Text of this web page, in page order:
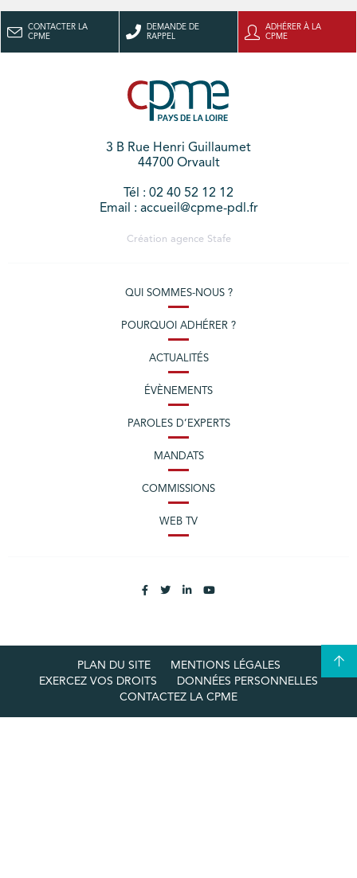
CONTACTER LA
CPME
DEMANDE DE
RAPPEL
ADHÉRER À LA
CPME
3 B Rue Henri Guillaumet
44700 Orvault
Tél : 02 40 52 12 12
Email : accueil@cpme-pdl.fr
Création agence Stafe
QUI SOMMES-NOUS ?
POURQUOI ADHÉRER ?
ACTUALITÉS
ÉVÈNEMENTS
PAROLES D’EXPERTS
MANDATS
COMMISSIONS
WEB TV
PLAN DU SITE
MENTIONS LÉGALES
EXERCEZ VOS DROITS
DONNÉES PERSONNELLES
CONTACTEZ LA CPME